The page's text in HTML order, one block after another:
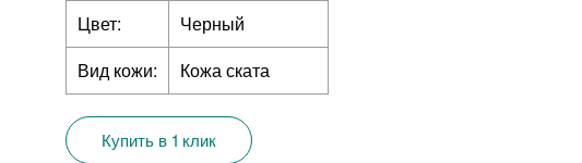
Цвет:
Черный
Вид кожи:
Кожа ската
Купить в 1 клик